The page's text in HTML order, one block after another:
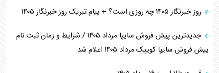
روز خبرنگار ۱۴۰۵ چه روزی است؟ + پیام تبریک روز خبرنگار ۱۴۰۵
جدیدترین پیش فروش سایپا مرداد ۱۴۰۵ / شرایط و زمان ثبت نام
پیش فروش سایپا کوییک مرداد ۱۴۰۵ اعلام شد